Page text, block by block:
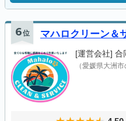
6位 マハロクリーン＆
[運営会社] 合
（愛媛県大洲市